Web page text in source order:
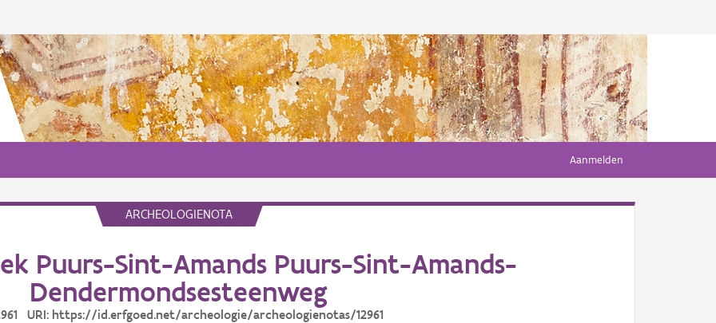
Aanmelden
ARCHEOLOGIENOTA
Puurs-Sint-Amands Puurs-Sint-Amands-
Dendermondsesteenweg
URI: https://id.erfgoed.net/archeologie/archeologienotas/12961